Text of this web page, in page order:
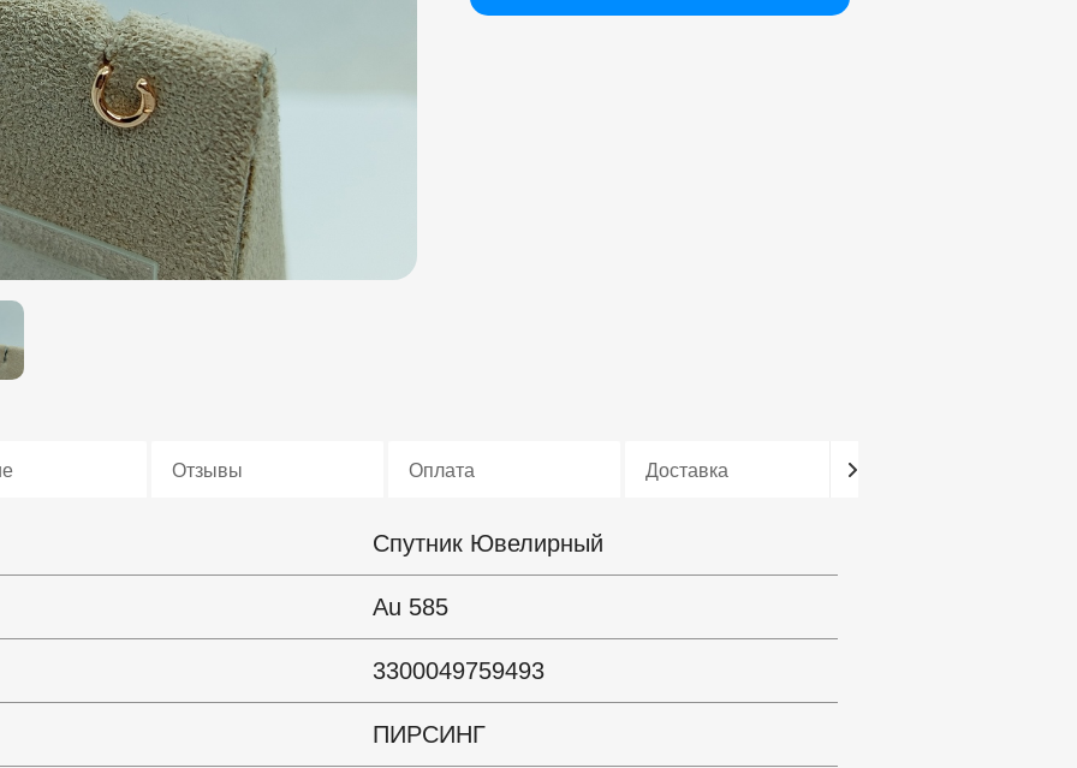
Отзывы Оплата Доставка
Спутник Ювелирный
Au 585
3300049759493
ПИРСИНГ